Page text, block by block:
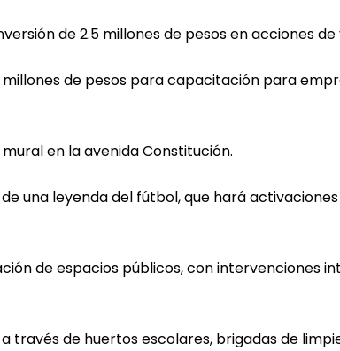
de 2.5 millones de pesos en acciones
millones de pesos para capacitación para
en la avenida Constitución.
una leyenda del fútbol, que hará
de espacios públicos, con intervenciones
través de huertos escolares, brigadas de